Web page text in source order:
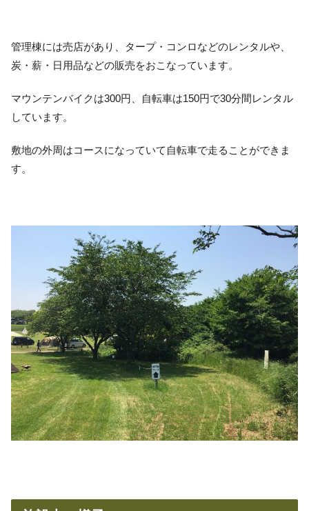
管理棟には売店があり、タープ・コンロなどのレンタルや、
炭・薪・日用品などの販売をおこなっています。
マウンテンバイクは300円、自転車は150円で30分間レンタル
しています。
敷地の外周はコースになっていて自転車で走ることができま
す。